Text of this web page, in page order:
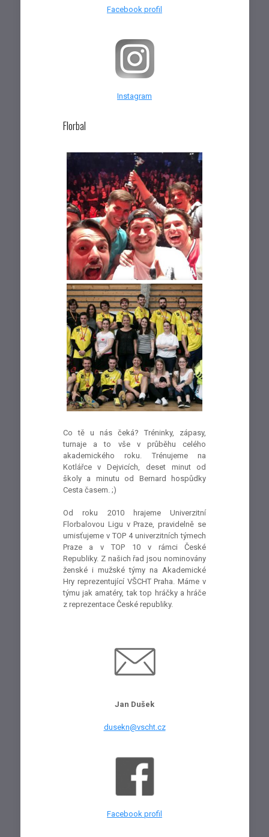
Facebook profil
Instagram
Florbal
Co tě u nás čeká? Tréninky, zápasy,
turnaje a to vše v průběhu celého
akademického roku. Trénujeme na
Kotlářce v Dejvicích, deset minut od
školy a minutu od Bernard hospůdky
Cesta časem. ;)
Od roku 2010 hrajeme Univerzitní
Florbalovou Ligu v Praze, pravidelně se
umisťujeme v TOP 4 univerzitních týmech
Praze a v TOP 10 v rámci České
Republiky. Z našich řad jsou nominovány
ženské i mužské týmy na Akademické
Hry reprezentující VŠCHT Praha. Máme v
týmu jak amatéry, tak top hráčky a hráče
z reprezentace České republiky.
Jan Dušek
dusekn@vscht.cz
Facebook profil